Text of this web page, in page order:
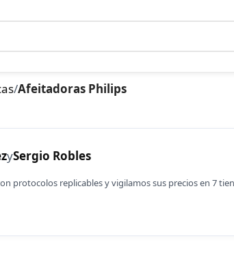
/Afeitadoras Philips
ySergio Robles
protocolos replicables y vigilamos sus precios en 7